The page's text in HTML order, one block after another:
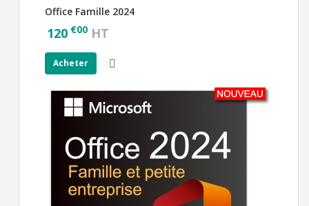
Office Famille 2024
120 €00 HT
Acheter